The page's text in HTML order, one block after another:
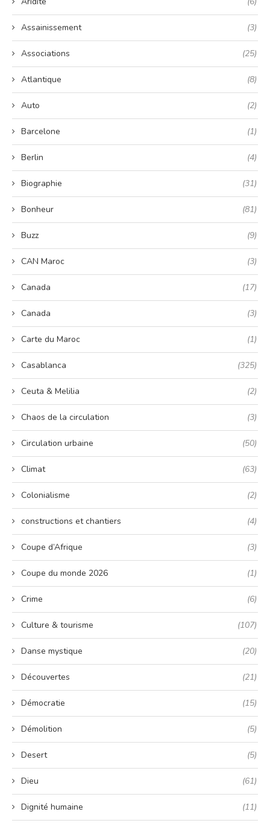
Assainissement (3)
Associations (25)
Atlantique (8)
Auto (2)
Barcelone (1)
Berlin (4)
Biographie (31)
Bonheur (81)
Buzz (9)
CAN Maroc (3)
Canada (17)
Canada (3)
Carte du Maroc (1)
Casablanca (325)
Ceuta & Melilia (2)
Chaos de la circulation (3)
Circulation urbaine (50)
Climat (63)
Colonialisme (2)
constructions et chantiers (4)
Coupe d’Afrique (3)
Coupe du monde 2026 (1)
Crime (6)
Culture & tourisme (107)
Danse mystique (20)
Découvertes (21)
Démocratie (15)
Démolition (5)
Desert (5)
Dieu (61)
Dignité humaine (11)